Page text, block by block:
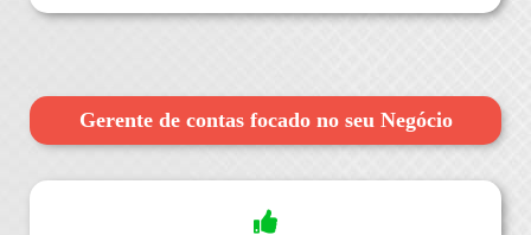
Gerente de contas focado no seu Negócio